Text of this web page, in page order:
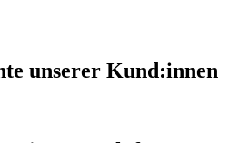
unserer Kund:innen